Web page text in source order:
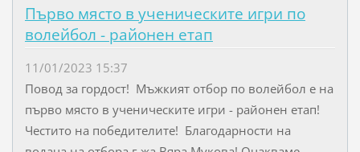
Първо място в ученическите игри по
волейбол - районен етап
11/01/2023 15:37
Повод за гордост! Мъжкият отбор по волейбол е на
първо място в ученическите игри - районен етап!
Честито на победителите! Благодарности на